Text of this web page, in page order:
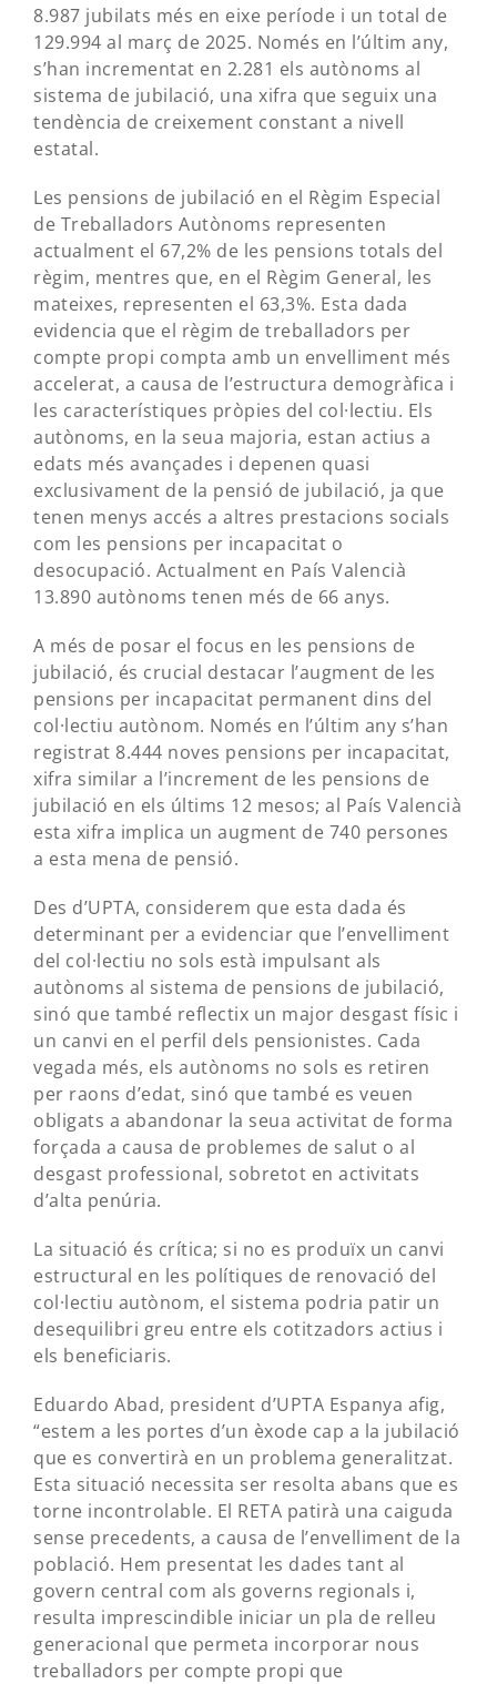
8.987 jubilats més en eixe període i un total de
129.994 al març de 2025. Només en l’últim any,
s’han incrementat en 2.281 els autònoms al
sistema de jubilació, una xifra que seguix una
tendència de creixement constant a nivell
estatal.
Les pensions de jubilació en el Règim Especial
de Treballadors Autònoms representen
actualment el 67,2% de les pensions totals del
règim, mentres que, en el Règim General, les
mateixes, representen el 63,3%. Esta dada
evidencia que el règim de treballadors per
compte propi compta amb un envelliment més
accelerat, a causa de l’estructura demogràfica i
les característiques pròpies del col·lectiu. Els
autònoms, en la seua majoria, estan actius a
edats més avançades i depenen quasi
exclusivament de la pensió de jubilació, ja que
tenen menys accés a altres prestacions socials
com les pensions per incapacitat o
desocupació. Actualment en País Valencià
13.890 autònoms tenen més de 66 anys.
A més de posar el focus en les pensions de
jubilació, és crucial destacar l’augment de les
pensions per incapacitat permanent dins del
col·lectiu autònom. Només en l’últim any s’han
registrat 8.444 noves pensions per incapacitat,
xifra similar a l’increment de les pensions de
jubilació en els últims 12 mesos; al País Valencià
esta xifra implica un augment de 740 persones
a esta mena de pensió.
Des d’UPTA, considerem que esta dada és
determinant per a evidenciar que l’envelliment
del col·lectiu no sols està impulsant als
autònoms al sistema de pensions de jubilació,
sinó que també reflectix un major desgast físic i
un canvi en el perfil dels pensionistes. Cada
vegada més, els autònoms no sols es retiren
per raons d’edat, sinó que també es veuen
obligats a abandonar la seua activitat de forma
forçada a causa de problemes de salut o al
desgast professional, sobretot en activitats
d’alta penúria.
La situació és crítica; si no es produïx un canvi
estructural en les polítiques de renovació del
col·lectiu autònom, el sistema podria patir un
desequilibri greu entre els cotitzadors actius i
els beneficiaris.
Eduardo Abad, president d’UPTA Espanya afig,
“estem a les portes d’un èxode cap a la jubilació
que es convertirà en un problema generalitzat.
Esta situació necessita ser resolta abans que es
torne incontrolable. El RETA patirà una caiguda
sense precedents, a causa de l’envelliment de la
població. Hem presentat les dades tant al
govern central com als governs regionals i,
resulta imprescindible iniciar un pla de relleu
generacional que permeta incorporar nous
treballadors per compte propi que